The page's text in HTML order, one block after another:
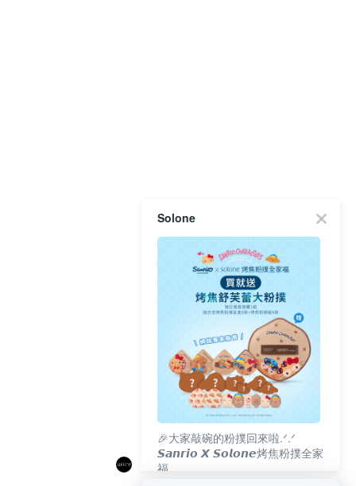
Solone
🎉大家敲碗的粉撲回來啦.ᐟ‪‪.ᐟ
𝙎𝙖𝙣𝙧𝙞𝙤 𝙓 𝙎𝙤𝙡𝙤𝙣𝙚烤焦粉撲全家
福